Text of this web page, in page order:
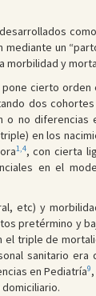
un
morbilidad y
cierto
dos cohortes
no diferencias
en los
1,4, con cierta
en el
etc) y
pretérmino y
triple de
sanitario era
en Pediatría9